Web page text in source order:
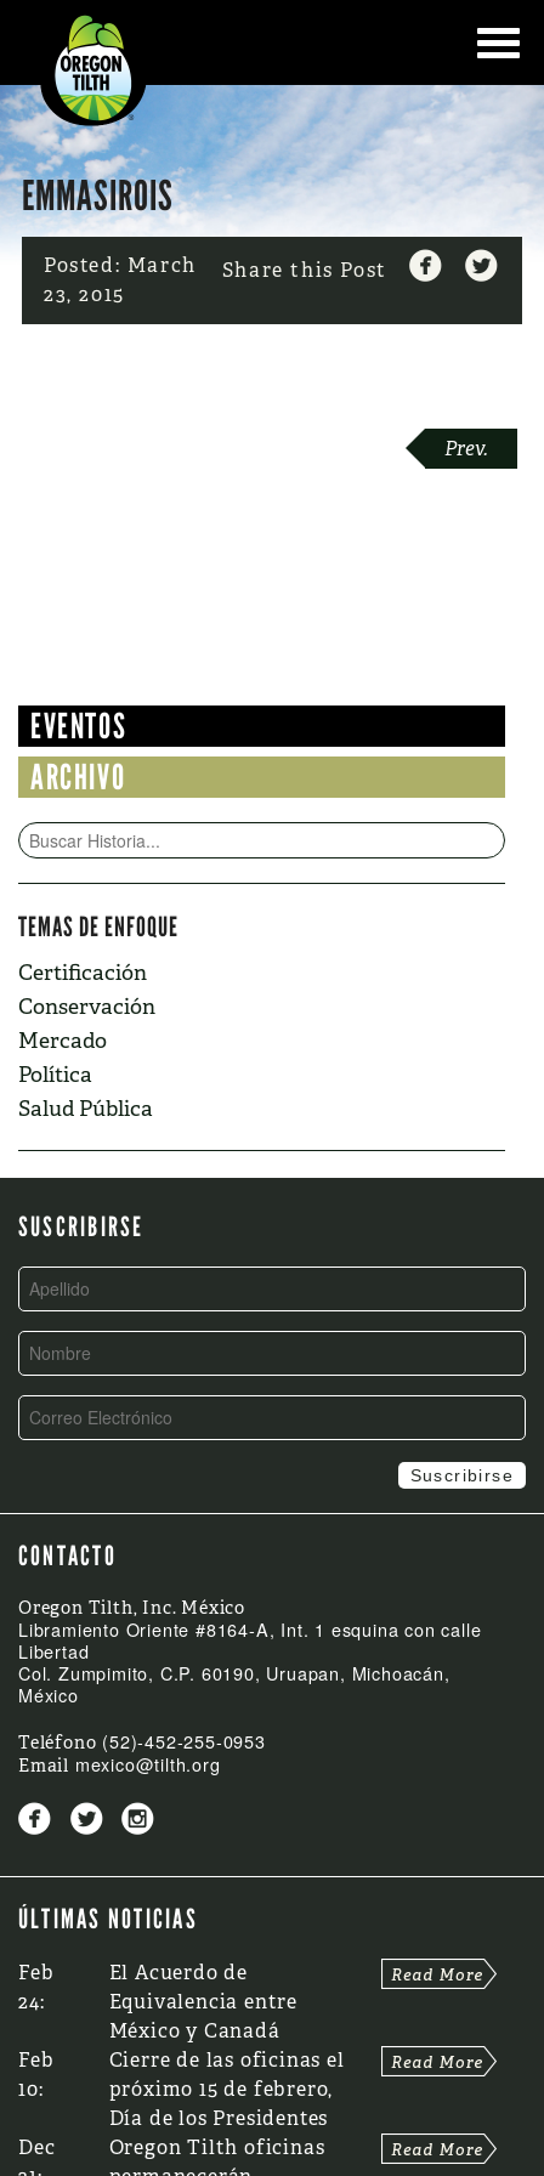
EMMASIROIS
Share this Post  
Posted: March
23, 2015
Prev.
EVENTOS
ARCHIVO
TEMAS DE ENFOQUE
Certificación
Conservación
Mercado
Política
Salud Pública
SUSCRIBIRSE
CONTACTO
Oregon Tilth, Inc. México
Libramiento Oriente #8164-A, Int. 1 esquina con calle
Libertad
Col. Zumpimito, C.P. 60190, Uruapan, Michoacán,
México
Teléfono (52)-452-255-0953
Email mexico@tilth.org
  
ÚLTIMAS NOTICIAS
Feb
24:
El Acuerdo de
Equivalencia entre
México y Canadá
Feb
10:
Cierre de las oficinas el
próximo 15 de febrero,
Día de los Presidentes
Dec
Oregon Tilth oficinas